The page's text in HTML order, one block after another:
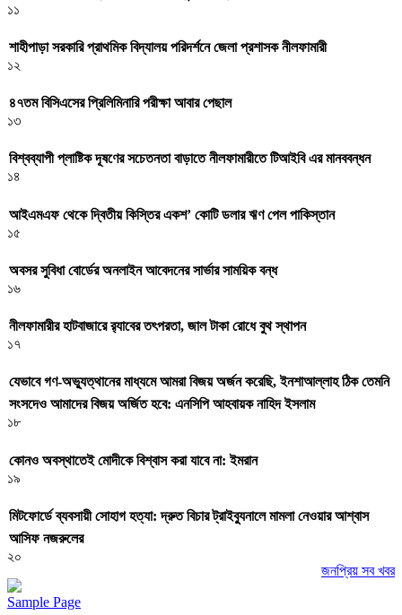
১১
শাহীপাড়া সরকারি প্রাথমিক বিদ্যালয় পরিদর্শনে জেলা প্রশাসক নীলফামারী
১২
৪৭তম বিসিএসের প্রিলিমিনারি পরীক্ষা আবার পেছাল
১৩
বিশ্বব্যাপী প্লাষ্টিক দূষণের সচেতনতা বাড়াতে নীলফামারীতে টিআইবি এর মানববন্ধন
১৪
আইএমএফ থেকে দ্বিতীয় কিস্তির একশ’ কোটি ডলার ঋণ পেল পাকিস্তান
১৫
অবসর সুবিধা বোর্ডের অনলাইন আবেদনের সার্ভার সাময়িক বন্ধ
১৬
নীলফামারীর হাটবাজারে র‌্যাবের তৎপরতা, জাল টাকা রোধে বুথ স্থাপন
১৭
যেভাবে গণ-অভ্যুত্থানের মাধ্যমে আমরা বিজয় অর্জন করেছি, ইনশাআল্লাহ ঠিক তেমনি
সংসদেও আমাদের বিজয় অর্জিত হবে: এনসিপি আহবায়ক নাহিদ ইসলাম
১৮
কোনও অবস্থাতেই মোদীকে বিশ্বাস করা যাবে না: ইমরান
১৯
মিটফোর্ডে ব্যবসায়ী সোহাগ হত্যা: দ্রুত বিচার ট্রাইব্যুনালে মামলা নেওয়ার আশ্বাস
আসিফ নজরুলের
২০
জনপ্রিয় সব খবর
Sample Page